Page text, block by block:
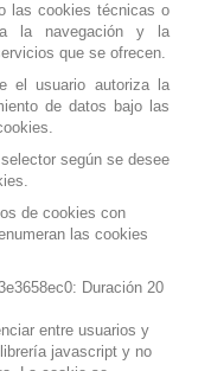
las cookies técnicas o
la navegación y la
que se ofrecen.
el usuario autoriza la
de datos bajo las
según se desee
de cookies con
las cookies
Duración 20
entre usuarios y
javascript y no